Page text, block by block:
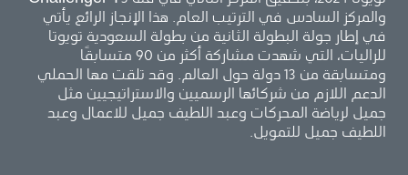
والمركز السادس في الترتيب العام. هذا الإنجاز الرائع يأتي
في إطار جولة البطولة الثانية من بطولة السعودية تويوتا
للراليات، التي شهدت مشاركة أكثر من 90 متسابقًا
ومتسابقة من 13 دولة حول العالم. وقد تلقت مها الحملي
الدعم اللازم من شركائها الرسميين والاستراتيجيين مثل
جميل لرياضة المحركات وعبد اللطيف جميل للاعمال وعبد
اللطيف جميل للتمويل.